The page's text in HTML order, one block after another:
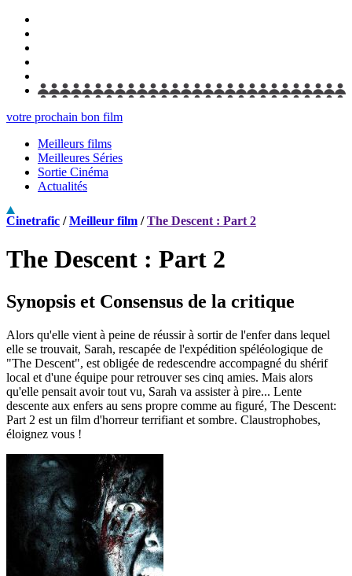
votre prochain bon film
Meilleurs films
Meilleures Séries
Sortie Cinéma
Actualités
Cinetrafic /Meilleur film /The Descent : Part 2
The Descent : Part 2
Synopsis et Consensus de la critique
Alors qu'elle vient à peine de réussir à sortir de l'enfer dans lequel
elle se trouvait, Sarah, rescapée de l'expédition spéléologique de
"The Descent", est obligée de redescendre accompagné du shérif
local et d'une équipe pour retrouver ses cinq amies. Mais alors
qu'elle pensait avoir tout vu, Sarah va assister à pire... Lente
descente aux enfers au sens propre comme au figuré, The Descent:
Part 2 est un film d'horreur terrifiant et sombre. Claustrophobes,
éloignez vous !